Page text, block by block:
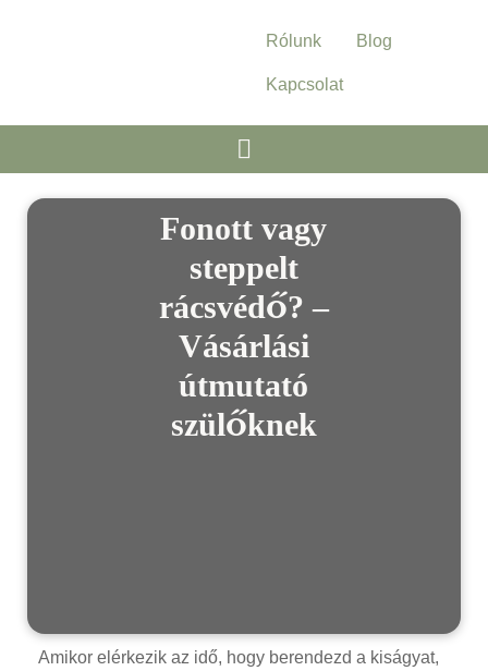
Rólunk Blog
Kapcsolat
Fonott vagy
steppelt
rácsvédő? –
Vásárlási
útmutató
szülőknek
Amikor elérkezik az idő, hogy berendezd a kiságyat,